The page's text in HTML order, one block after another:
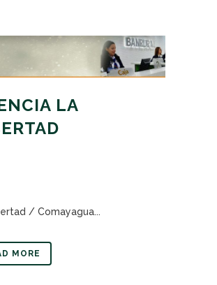
LA
/ Comayagua...
MORE